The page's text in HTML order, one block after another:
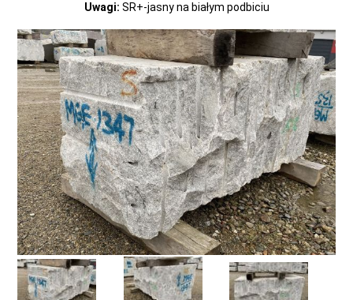
Uwagi: SR+-jasny na białym podbiciu